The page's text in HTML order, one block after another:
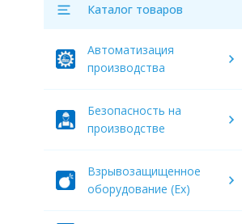
Каталог товаров
Автоматизация
производства
Безопасность на
производстве
Взрывозащищенное
оборудование (Ex)